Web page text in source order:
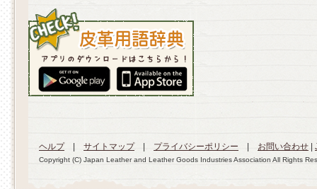
ヘルプ| サイトマップ| プライバシーポリシー お問い合わせ
Copyright (C) Japan Leather and Leather Goods Industries Association All Rights